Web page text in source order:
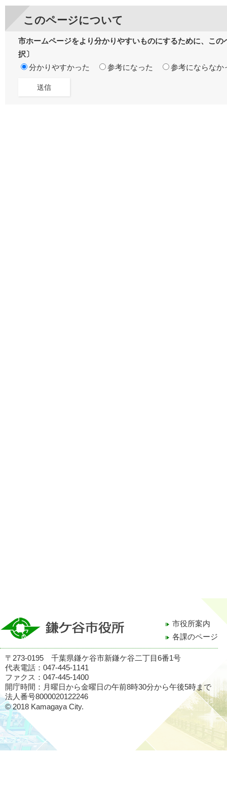
このページについて
市ホームページをより分かりやすいものにするために、こ
択〕
分かりやすかった
参考になった 参考にならなか
市役所案内
各課のページ
〒273-0195 千葉県鎌ケ谷市新鎌ケ谷二丁目6番1号
代表電話：047-445-1141
ファクス：047-445-1400
開庁時間：月曜日から金曜日の午前8時30分から午後5時まで
法人番号8000020122246
© 2018 Kamagaya City.